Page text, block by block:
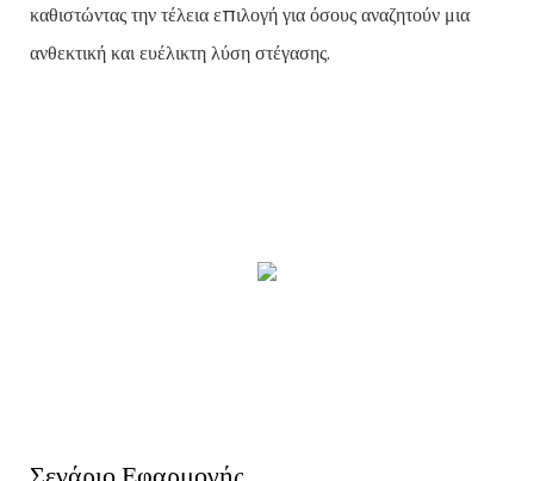
καθιστώντας την τέλεια επιλογή για όσους αναζητούν μια
ανθεκτική και ευέλικτη λύση στέγασης.